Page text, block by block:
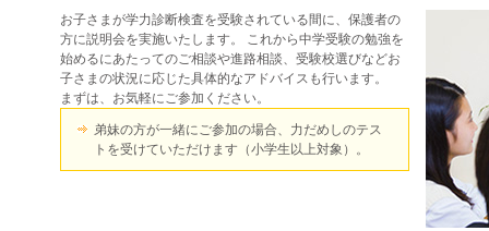
お子さまが学力診断検査を受験されている間に、保護者の
方に説明会を実施いたします。 これから中学受験の勉強を
始めるにあたってのご相談や進路相談、受験校選びなどお
子さまの状況に応じた具体的なアドバイスも行います。
まずは、お気軽にご参加ください。
弟妹の方が一緒にご参加の場合、力だめしのテス
トを受けていただけます（小学生以上対象）。